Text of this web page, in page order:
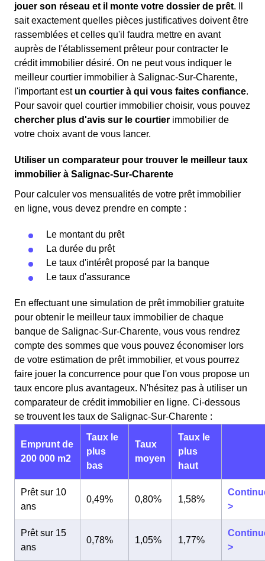
jouer son réseau et il monte votre dossier de prêt. Il
sait exactement quelles pièces justificatives doivent être
rassemblées et celles qu'il faudra mettre en avant
auprès de l'établissement prêteur pour contracter le
crédit immobilier désiré. On ne peut vous indiquer le
meilleur courtier immobilier à Salignac-Sur-Charente,
l'important est un courtier à qui vous faites confiance.
Pour savoir quel courtier immobilier choisir, vous pouvez
chercher plus d'avis sur le courtier immobilier de
votre choix avant de vous lancer.
Utiliser un comparateur pour trouver le meilleur taux
immobilier à Salignac-Sur-Charente
Pour calculer vos mensualités de votre prêt immobilier
en ligne, vous devez prendre en compte :
Le montant du prêt
La durée du prêt
Le taux d'intérêt proposé par la banque
Le taux d'assurance
En effectuant une simulation de prêt immobilier gratuite
pour obtenir le meilleur taux immobilier de chaque
banque de Salignac-Sur-Charente, vous vous rendrez
compte des sommes que vous pouvez économiser lors
de votre estimation de prêt immobilier, et vous pourrez
faire jouer la concurrence pour que l'on vous propose un
taux encore plus avantageux. N'hésitez pas à utiliser un
comparateur de crédit immobilier en ligne. Ci-dessous
se trouvent les taux de Salignac-Sur-Charente :
Emprunt de
200 000 m2
Taux le
plus
bas
Taux
moyen
Taux le
plus
haut
Prêt sur 10
ans
0,49% 0,80% 1,58%
>
Prêt sur 15
ans
0,78% 1,05% 1,77%
>